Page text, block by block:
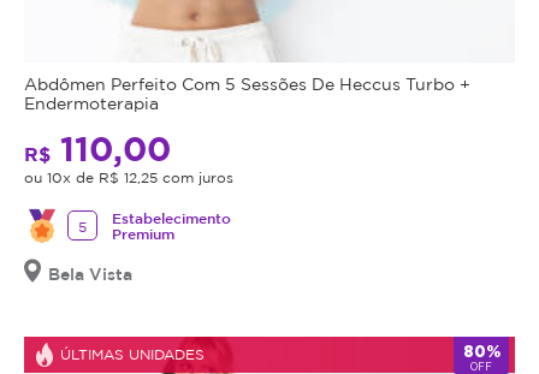
Abdômen Perfeito Com 5 Sessões De Heccus Turbo +
Endermoterapia
R$ 110,00
ou 10x de R$ 12,25 com juros
5
Estabelecimento
Premium
Bela Vista
ÚLTIMAS UNIDADES 80%
OFF